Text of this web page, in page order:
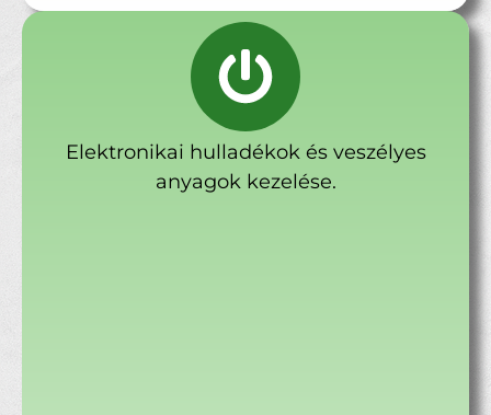
Elektronikai hulladékok és veszélyes
anyagok kezelése.